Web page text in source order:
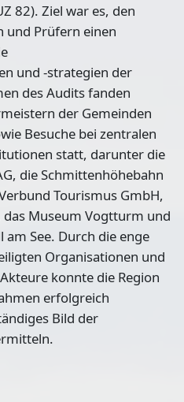
82). Ziel war es, den
und Prüfern einen
und -strategien der
des Audits fanden
der Gemeinden
Besuche bei zentralen
statt, darunter die
die Schmittenhöhebahn
Tourismus GmbH,
Museum Vogtturm und
See. Durch die enge
Organisationen und
konnte die Region
erfolgreich
Bild der